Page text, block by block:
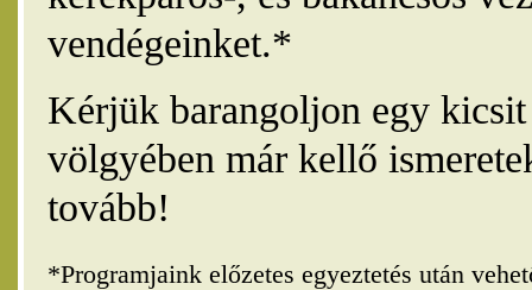
vendégeinket.*
Kérjük barangoljon egy
völgyében már kellő
tovább!
*Programjaink előzetes egyeztetés után